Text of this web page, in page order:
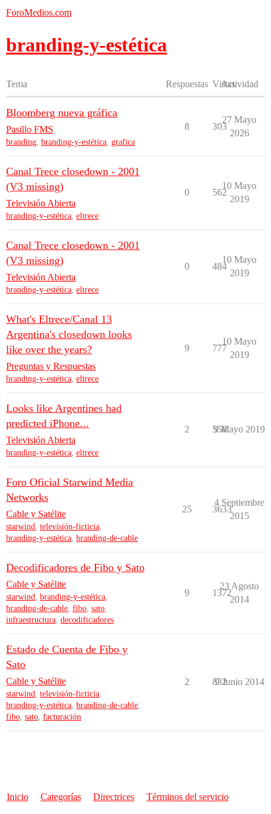
ForoMedios.com
branding-y-estética
Tema Respuestas Vistas
Actividad
Bloomberg nueva gráfica
Pasillo FMS
branding, branding-y-estética, grafica
8 303
27 Mayo
2026
Canal Trece closedown - 2001
(V3 missing)
Televisión Abierta
branding-y-estética, eltrece
0 562
10 Mayo
2019
Canal Trece closedown - 2001
(V3 missing)
Televisión Abierta
branding-y-estética, eltrece
0 484
10 Mayo
2019
What's Eltrece/Canal 13
Argentina's closedown looks
like over the years?
Preguntas y Respuestas
branding-y-estética, eltrece
9 777
10 Mayo
2019
Looks like Argentines had
predicted iPhone...
Televisión Abierta
branding-y-estética, eltrece
2 558
9 Mayo 2019
Foro Oficial Starwind Media
Networks
Cable y Satélite
starwind, televisión-ficticia,
branding-y-estética, branding-de-cable
25 3633
4 Septiembre
2015
Decodificadores de Fibo y Sato
Cable y Satélite
starwind, branding-y-estética,
branding-de-cable, fibo, sato,
infraestructura, decodificadores
9 1372
23 Agosto
2014
Estado de Cuenta de Fibo y
Sato
Cable y Satélite
starwind, televisión-ficticia,
branding-y-estética, branding-de-cable,
fibo, sato, facturación
2 832
9 Junio 2014
Inicio Categorías Directrices Términos del servicio